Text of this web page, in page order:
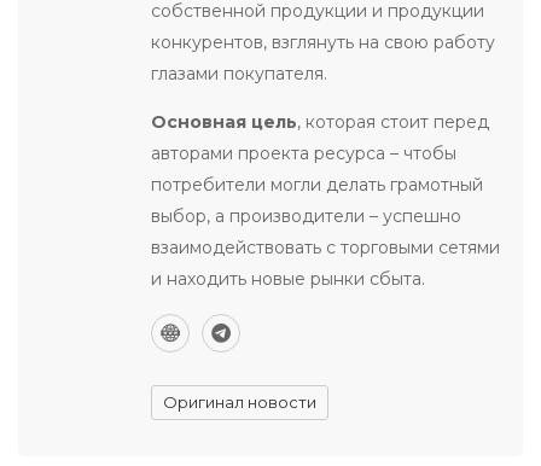
собственной продукции и продукции
конкурентов, взглянуть на свою работу
глазами покупателя.
Основная цель, которая стоит перед
авторами проекта ресурса – чтобы
потребители могли делать грамотный
выбор, а производители – успешно
взаимодействовать с торговыми сетями
и находить новые рынки сбыта.
Оригинал новости